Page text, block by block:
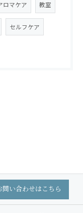
ロマケア 教室
セルフケア
問い合わせはこちら